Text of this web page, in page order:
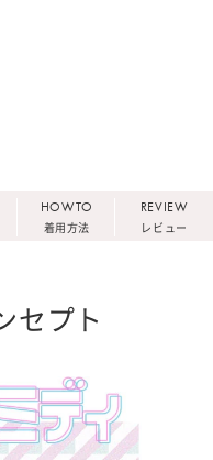
HOWTO
着用方法
REVIEW
レビュー
セプト